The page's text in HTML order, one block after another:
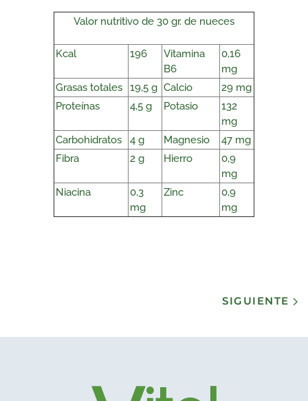
Valor nutritivo de 30 gr. de nueces
Kcal 196
Vitamina
B6
0,16
mg
Grasas totales
19,5 g Calcio
29 mg
Proteínas
4,5 g Potasio
132
mg
Carbohidratos
4 g Magnesio
47 mg
Fibra
2 g Hierro
0,9
mg
Niacina
0,3
mg
Zinc
0,9
mg
SIGUIENTE